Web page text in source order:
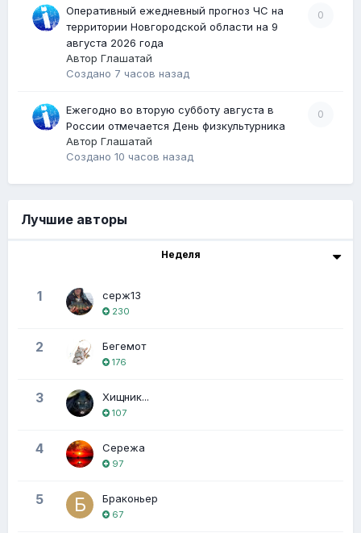
0
Оперативный ежедневный прогноз ЧС на
территории Новгородской области на 9
августа 2026 года
Автор Глашатай
Создано 7 часов назад
0
Ежегодно во вторую субботу августа в
России отмечается День физкультурника
Автор Глашатай
Создано 10 часов назад
Лучшие авторы
Неделя
1 серж13
230
2 Бегемот
176
3 Хищник...
107
4 Сережа
97
5 Браконьер
67